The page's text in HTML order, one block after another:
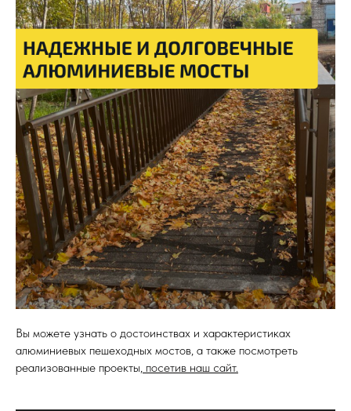
Вы можете узнать о достоинствах и характеристиках
алюминиевых пешеходных мостов, а также посмотреть
реализованные проекты, посетив наш сайт.